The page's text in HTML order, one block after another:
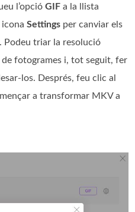
l’opcióGIF a la llista
iconaSettings per canviar els
Podeu triar la resolució
fotogrames i, tot seguit, fer
los. Després, feu clic al
a transformar MKV a